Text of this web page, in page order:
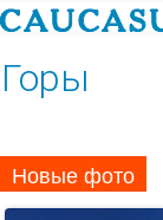
Горы
Новые фото